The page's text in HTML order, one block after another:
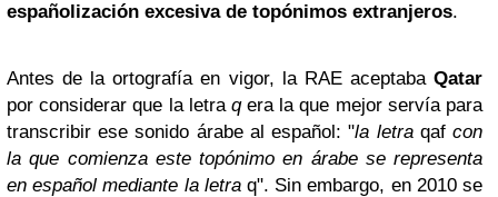
españolización excesiva de topónimos extranjeros.
Antes de la ortografía en vigor, la RAE aceptaba Qatar
por considerar que la letra qera la que mejor servía para
transcribir ese sonido árabe al español: "la letraqafcon
la que comienza este topónimo en árabe se representa
en español mediante la letraq". Sin embargo, en 2010 se